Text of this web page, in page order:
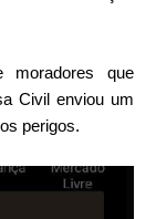
moradores que
Civil enviou um
perigos.